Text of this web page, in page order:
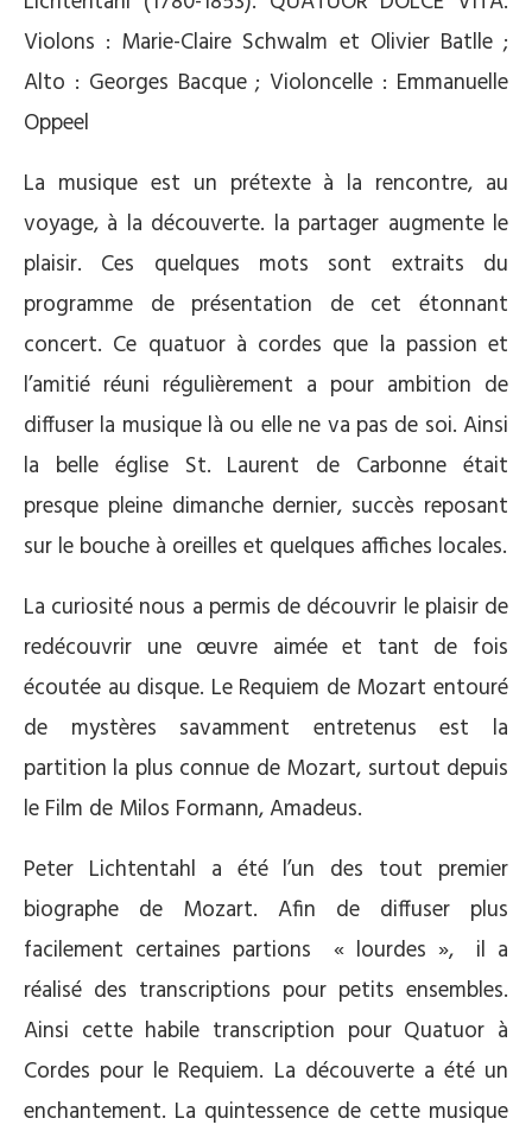
Violons : Marie-Claire Schwalm et Olivier Batlle ;
Alto : Georges Bacque ; Violoncelle : Emmanuelle
Oppeel
La musique est un prétexte à la rencontre, au
voyage, à la découverte. la partager augmente le
plaisir. Ces quelques mots sont extraits du
programme de présentation de cet étonnant
concert. Ce quatuor à cordes que la passion et
l’amitié réuni régulièrement a pour ambition de
diffuser la musique là ou elle ne va pas de soi. Ainsi
la belle église St. Laurent de Carbonne était
presque pleine dimanche dernier, succès reposant
sur le bouche à oreilles et quelques affiches locales.
La curiosité nous a permis de découvrir le plaisir de
redécouvrir une œuvre aimée et tant de fois
écoutée au disque. Le Requiem de Mozart entouré
de mystères savamment entretenus est la
partition la plus connue de Mozart, surtout depuis
le Film de Milos Formann, Amadeus.
Peter Lichtentahl a été l’un des tout premier
biographe de Mozart. Afin de diffuser plus
facilement certaines partions « lourdes », il a
réalisé des transcriptions pour petits ensembles.
Ainsi cette habile transcription pour Quatuor à
Cordes pour le Requiem. La découverte a été un
enchantement. La quintessence de cette musique